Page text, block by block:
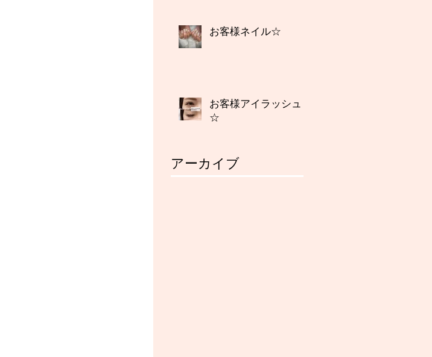
お客様ネイル☆
お客様アイラッシュ
☆
アーカイブ